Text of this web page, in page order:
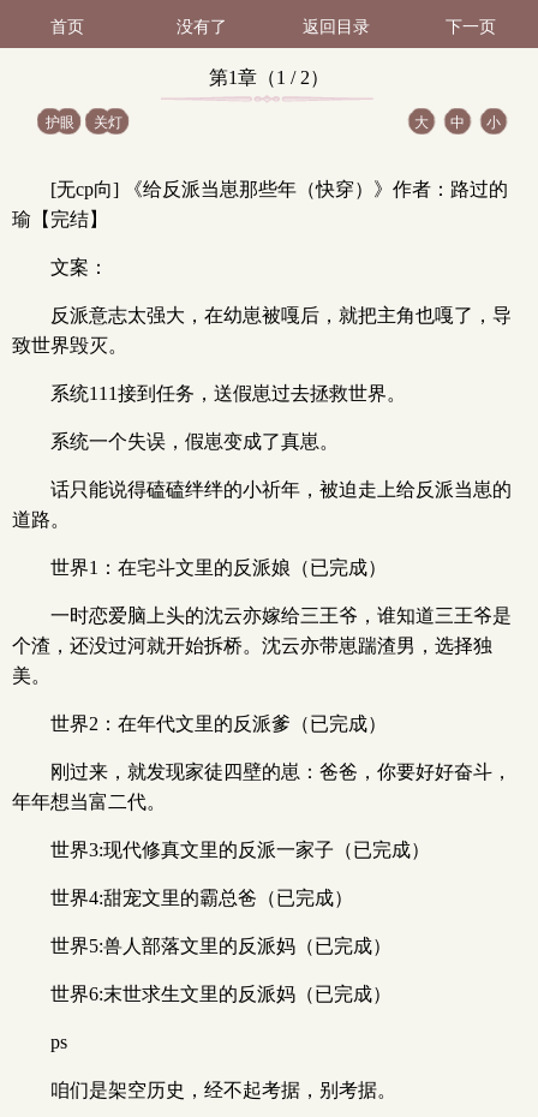
首页 没有了 返回目录 下一页
第1章（1 / 2）
护眼 关灯 大 中 小
[无cp向] 《给反派当崽那些年（快穿）》作者：路过的
瑜【完结】
文案：
反派意志太强大，在幼崽被嘎后，就把主角也嘎了，导
致世界毁灭。
系统111接到任务，送假崽过去拯救世界。
系统一个失误，假崽变成了真崽。
话只能说得磕磕绊绊的小祈年，被迫走上给反派当崽的
道路。
世界1：在宅斗文里的反派娘（已完成）
一时恋爱脑上头的沈云亦嫁给三王爷，谁知道三王爷是
个渣，还没过河就开始拆桥。沈云亦带崽踹渣男，选择独
美。
世界2：在年代文里的反派爹（已完成）
刚过来，就发现家徒四壁的崽：爸爸，你要好好奋斗，
年年想当富二代。
世界3:现代修真文里的反派一家子（已完成）
世界4:甜宠文里的霸总爸（已完成）
世界5:兽人部落文里的反派妈（已完成）
世界6:末世求生文里的反派妈（已完成）
ps
咱们是架空历史，经不起考据，别考据。